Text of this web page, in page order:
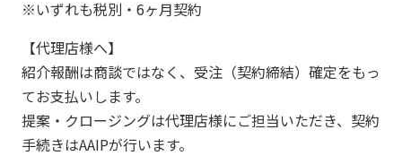
※いずれも税別・6ヶ月契約
【代理店様へ】
紹介報酬は商談ではなく、受注（契約締結）確定をもっ
てお支払いします。
提案・クロージングは代理店様にご担当いただき、契約
手続きはAAIPが行います。